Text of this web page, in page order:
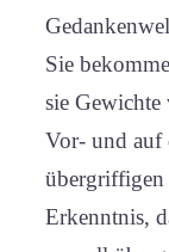
Sie
sie Gewichte
Vor- und auf
Erkenntnis,